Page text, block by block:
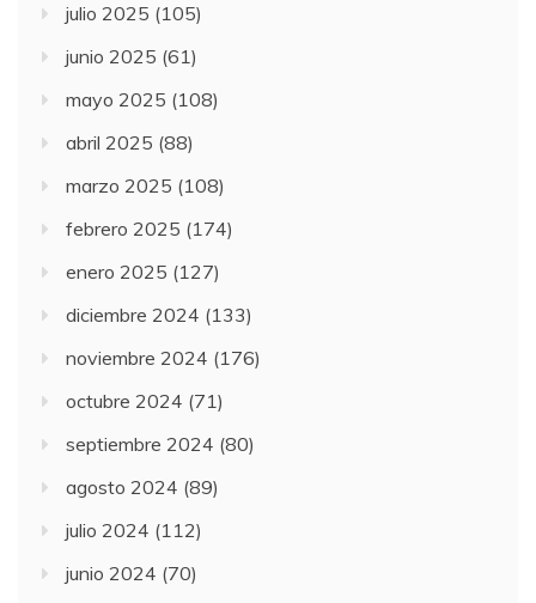
julio 2025 (105)
junio 2025 (61)
mayo 2025 (108)
abril 2025 (88)
marzo 2025 (108)
febrero 2025 (174)
enero 2025 (127)
diciembre 2024 (133)
noviembre 2024 (176)
octubre 2024 (71)
septiembre 2024 (80)
agosto 2024 (89)
julio 2024 (112)
junio 2024 (70)